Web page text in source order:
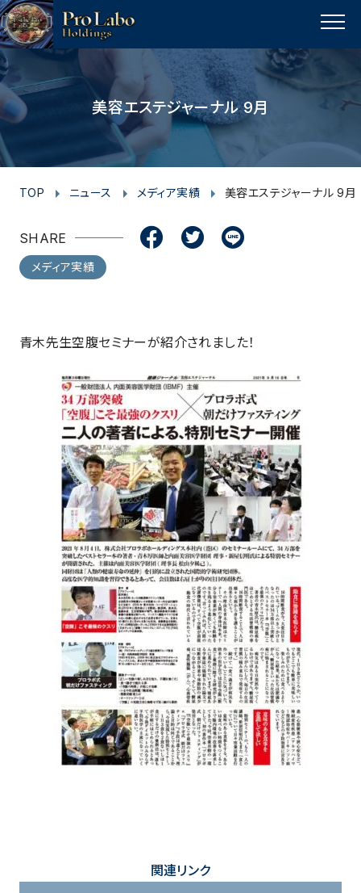
MENU
美容エステジャーナル 9月
TOP ニュース メディア実績 美容エステジャーナル 9月
SHARE
c
e
b
o
o
k
i
t
t
e
n
e
メディア実績
青木先生空腹セミナーが紹介されました！
関連リンク
p
a
g
e
t
o
p
s
t
a
g
r
a
m
c
e
b
o
k
i
t
t
e
r
u
t
u
e